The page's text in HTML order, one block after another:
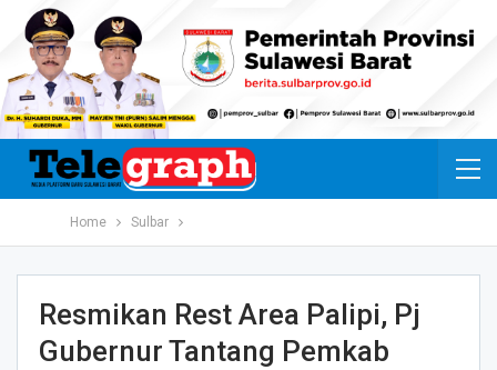
Home Sulbar
Resmikan Rest Area Palipi, Pj
Gubernur Tantang Pemkab